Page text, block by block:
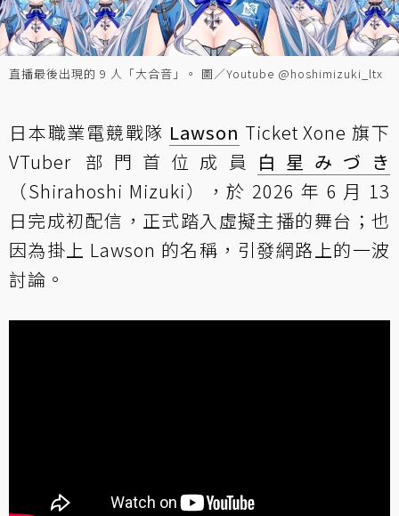
直播最後出現的 9 人「大合音」。 圖／Youtube @hoshimizuki_ltx
日本職業電競戰隊 Lawson Ticket Xone 旗下
VTuber 部門首位成員
白星みづき
（Shirahoshi Mizuki），於 2026 年 6 月 13
日完成初配信，正式踏入虛擬主播的舞台；也
因為掛上 Lawson 的名稱，引發網路上的一波
討論。